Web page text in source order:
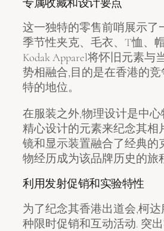
专属收藏和设计要点
这一独特的零售前哨展示了
季节性夹克、毛衣、T恤、
Kodak Apparel将怀旧元素与
势相融合,目的是在香港的
特的地位。
在服装之外,物理设计是中
精心设计的元素来纪念其相
镜和显示装置融合了经典的
物经历成为该品牌历史的旅
利用发射促销和实验特性
为了纪念其香港出道会,柯
种限时促销和互动活动. 突